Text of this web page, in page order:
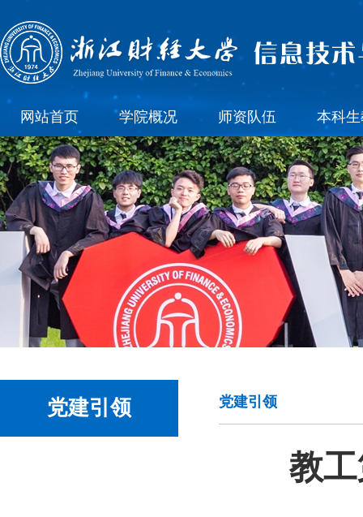
网站首页 学院概况 师资队伍 本科
党建引领 党建引领
教